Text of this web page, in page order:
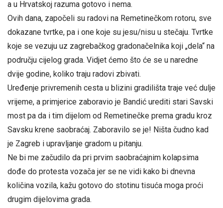
a u Hrvatskoj razuma gotovo i nema.
Ovih dana, započeli su radovi na Remetinečkom rotoru, sve
dokazane tvrtke, pa i one koje su jesu/nisu u stečaju. Tvrtke
koje se vezuju uz zagrebačkog gradonačelnika koji „dela“ na
području cijelog grada. Vidjet ćemo što će se u naredne
dvije godine, koliko traju radovi zbivati.
Uređenje privremenih cesta u blizini gradilišta traje već dulje
vrijeme, a primjerice zaboravio je Bandić urediti stari Savski
most pa da i tim dijelom od Remetinečke prema gradu kroz
Savsku krene saobraćaj. Zaboravilo se je! Ništa čudno kad
je Zagreb i upravljanje gradom u pitanju.
Ne bi me začudilo da pri prvim saobraćajnim kolapsima
dođe do protesta vozača jer se ne vidi kako bi dnevna
količina vozila, kažu gotovo do stotinu tisuća moga proći
drugim dijelovima grada.